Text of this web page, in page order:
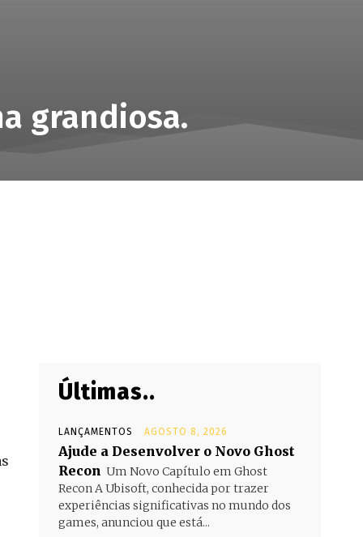
grandiosa.
Últimas..
LANÇAMENTOS AGOSTO 8, 2026
Ajude a Desenvolver o Novo Ghost
Recon Um Novo Capítulo em Ghost
Recon A Ubisoft, conhecida por trazer
experiências significativas no mundo dos
games, anunciou que está...